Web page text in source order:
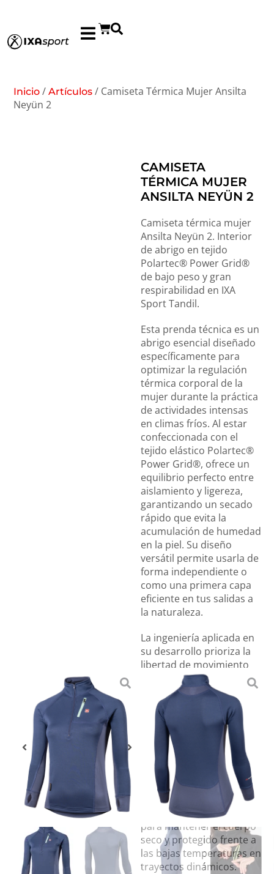
Inicio /Artículos / Camiseta Térmica Mujer Ansilta
Neyün 2
CAMISETA
TÉRMICA MUJER
ANSILTA NEYÜN 2
Camiseta térmica mujer
Ansilta Neyün 2. Interior
de abrigo en tejido
Polartec® Power Grid®
de bajo peso y gran
respirabilidad en IXA
Sport Tandil.
Esta prenda técnica es un
abrigo esencial diseñado
específicamente para
optimizar la regulación
térmica corporal de la
mujer durante la práctica
de actividades intensas
en climas fríos. Al estar
confeccionada con el
tejido elástico Polartec®
Power Grid®, ofrece un
equilibrio perfecto entre
aislamiento y ligereza,
garantizando un secado
rápido que evita la
acumulación de humedad
en la piel. Su diseño
versátil permite usarla de
forma independiente o
como una primera capa
eficiente en tus salidas a
la naturaleza.
La ingeniería aplicada en
su desarrollo prioriza la
libertad de movimiento
mediante una estructura
elástica que acompaña la
silueta femenina sin
sumar volumen
innecesario en tu sistema
de capas. Gracias a su
alta transpirabilidad y
confort prolongado, esta
prenda se consolida
como una pieza ligera de
alto rendimiento, ideal
para mantener el cuerpo
seco y protegido frente a
las bajas temperaturas en
trayectos dinámicos.